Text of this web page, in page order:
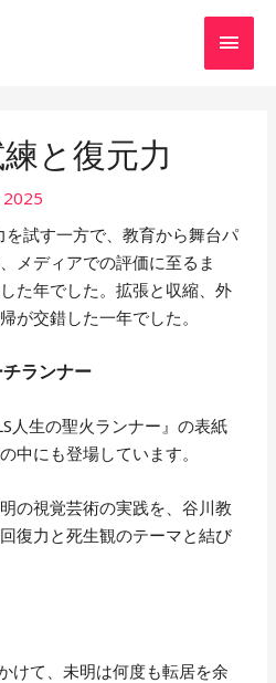
と復元力
試す一方で、教育から舞台パ
メディアでの評価に至るま
た年でした。拡張と収縮、外
が交錯した一年でした。
ランナー
人生の聖火ランナー』の表紙
中にも登場しています。
の視覚芸術の実践を、谷川教
復力と死生観のテーマと結び
けて、未明は何度も転居を余